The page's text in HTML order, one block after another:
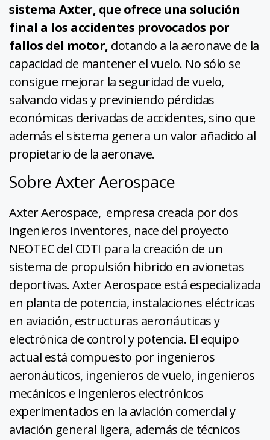
sistema Axter, que ofrece una solución
final a los accidentes provocados por
fallos del motor, dotando a la aeronave de la
capacidad de mantener el vuelo. No sólo se
consigue mejorar la seguridad de vuelo,
salvando vidas y previniendo pérdidas
económicas derivadas de accidentes, sino que
además el sistema genera un valor añadido al
propietario de la aeronave.
Sobre Axter Aerospace
Axter Aerospace, empresa creada por dos
ingenieros inventores, nace del proyecto
NEOTEC del CDTI para la creación de un
sistema de propulsión hibrido en avionetas
deportivas. Axter Aerospace está especializada
en planta de potencia, instalaciones eléctricas
en aviación, estructuras aeronáuticas y
electrónica de control y potencia. El equipo
actual está compuesto por ingenieros
aeronáuticos, ingenieros de vuelo, ingenieros
mecánicos e ingenieros electrónicos
experimentados en la aviación comercial y
aviación general ligera, además de técnicos